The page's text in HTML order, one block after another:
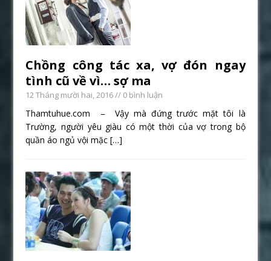
Chồng công tác xa, vợ đón ngay
tình cũ về vì… sợ ma
12 Tháng mười hai, 2016// 0 bình luận
Thamtuhue.com – Vậy mà đứng trước mặt tôi là
Trường, người yêu giàu có một thời của vợ trong bộ
quần áo ngủ vội mặc[…]